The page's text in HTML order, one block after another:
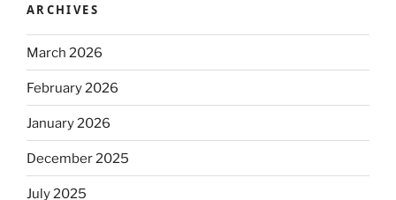
ARCHIVES
March 2026
February 2026
January 2026
December 2025
July 2025